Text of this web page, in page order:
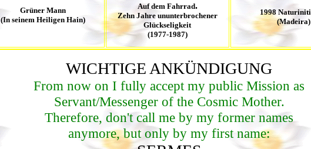
Grüner Mann
(In seinem Heiligen Hain)
Auf dem Fahrrad.
Zehn Jahre ununterbrochener
Glückseligkeit
(1977-1987)
1998
(Madeira)
WICHTIGE ANKÜNDIGUNG
From now on I fully accept my public Mission as
Servant/Messenger of the Cosmic Mother.
Therefore, don't call me by my former names
anymore, but only by my first name: